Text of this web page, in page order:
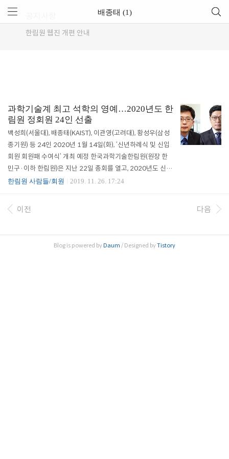
한림원 웹진 개편 안내
배종태 (1)
과학기술계 최고 석학의 영예…2020년도 한
림원 정회원 24인 선출
백성희(서울대), 배종태(KAIST), 이관영(고려대), 황성우(삼성
종기원) 등 24인 2020년 1월 14일(화), ‘신년하례식 및 신입
회원 회원패 수여식’ 개최 예정 한국과학기술한림원(원장 한
민구·이하 한림원)은 지난 22일 총회를 열고, 2020년도 신임
정회원 24명을 선출했다. 새로운 회원으로는 △정책학부 배
7명, △공학부 김상욱 KAIST 교수 등 6명, △농수산학부 김지
현 연세대학교 교수 등 3명, △의약학부 김재민 전남대학교 교
전에 현저한 공헌을 한 과학기술인들을 3단계에 걸친 엄정한
한림원 사람들/회원 2019. 11. 26. 17:24
이전 다음
Blog is powered byDaum / Designed byTistory